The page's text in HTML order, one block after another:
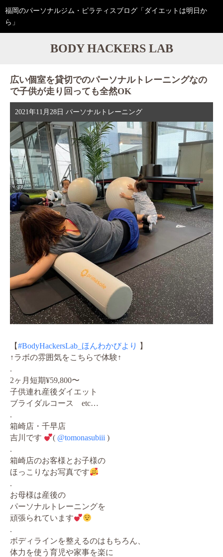
福岡のパーソナルジム・ピラティスブログ「ダイエットは明日か
ら」
BODY HACKERS LAB
広い個室を貸切でのパーソナルトレーニングなの
で子供が走り回っても全然OK
2021年11月28日 パーソナルトレーニング
【#BodyHackersLab_ほんわかびより
】
↑ラボの雰囲気をこちらで体験↑
.
2ヶ月短期¥59,800〜
子供連れ産後ダイエット
ブライダルコース etc…
.
箱崎店・千早店
吉川です
( @tomonasubiii )
.
箱崎店のお客様とお子様の
ほっこりなお写真です
.
お母様は産後の
パーソナルトレーニングを
頑張られています
.
ボディラインを整えるのはもちろん、
体力を使う育児や家事を楽に